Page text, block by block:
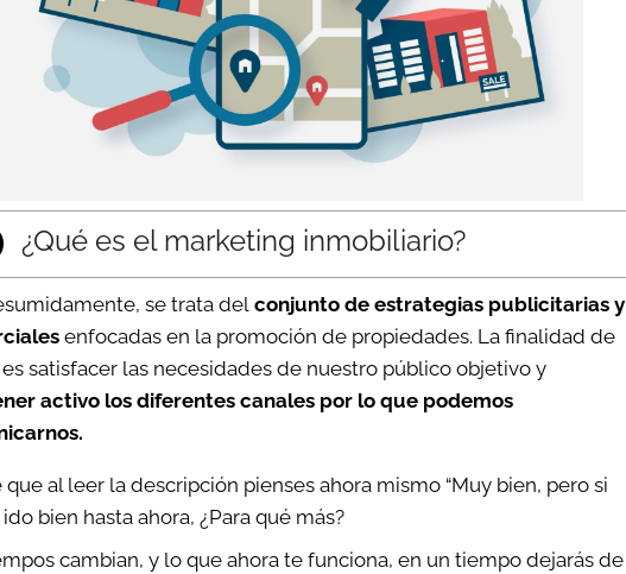
¿Qué es el marketing inmobiliario?
se trata del conjunto de estrategias publicitarias y
enfocadas en la promoción de propiedades. La finalidad de
satisfacer las necesidades de nuestro público objetivo y
activo los diferentes canales por lo que podemos
que al leer la descripción pienses ahora mismo “Muy bien, pero si
bien hasta ahora, ¿Para qué más?
cambian, y lo que ahora te funciona, en un tiempo dejarás de